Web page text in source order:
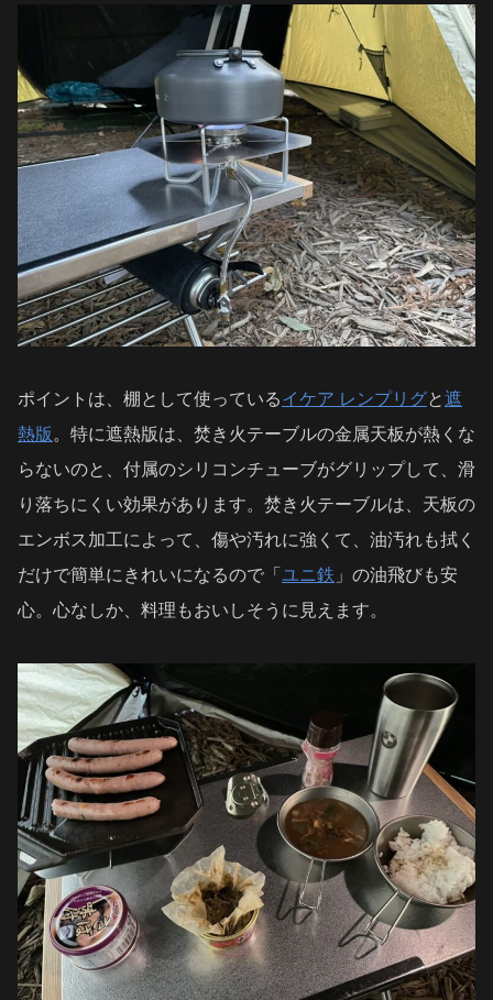
ポイントは、棚として使っているイケア レンプリグと遮
熱版 。特に遮熱版は、焚き火テーブルの金属天板が熱くな
らないのと、付属のシリコンチューブがグリップして、滑
り落ちにくい効果があります。焚き火テーブルは、天板の
エンボス加工によって、傷や汚れに強くて、油汚れも拭く
だけで簡単にきれいになるので「 ユニ鉄 」の油飛びも安
心。心なしか、料理もおいしそうに見えます。